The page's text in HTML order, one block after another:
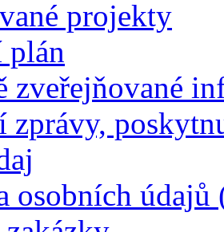
projekty
plán
zveřejňované
zprávy,
osobních údajů